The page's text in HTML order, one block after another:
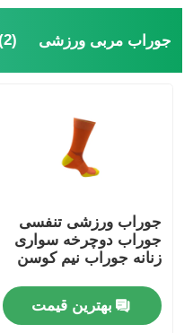
جوراب مربی ورزشی (2)
جوراب ورزشی تنفسی
جوراب دوچرخه سواری
زنانه جوراب نیم کوسن
بهترین قیمت